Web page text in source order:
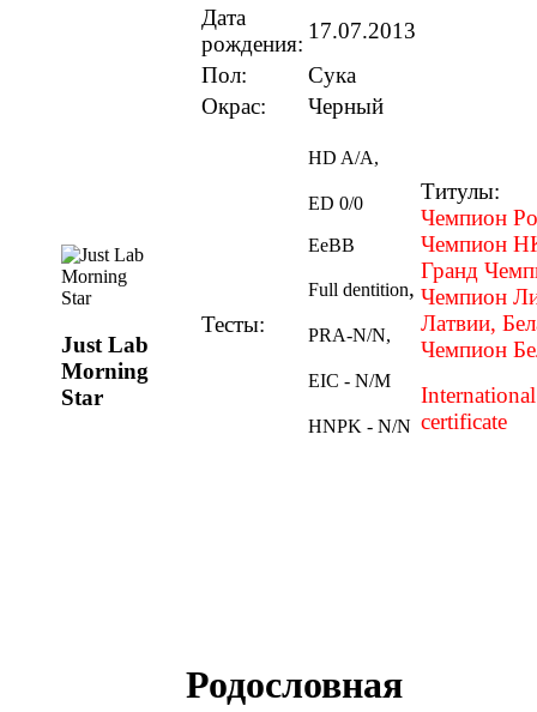
Just Lab
Morning
Star
Дата
рождения:
17.07.2013
Титулы:
Чемпион
Чемпион
Гранд
Чемпион
Латвии,
Чемпион
certificate
Пол:
Сука
Окрас:
Черный
Тесты:
HD A/A,
ED 0/0
EeBB
Full dentition,
PRA-N/N,
EIC - N/M
HNPK - N/N
Родословная